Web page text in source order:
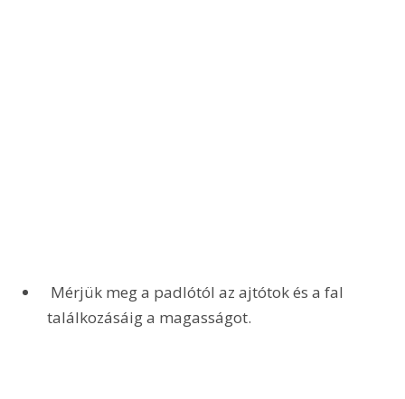
találkozásáig a magasságot.